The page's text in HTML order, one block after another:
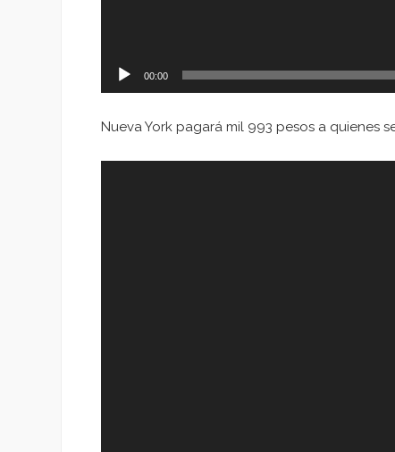
00:00
Nueva York pagará mil 993 pesos a quienes